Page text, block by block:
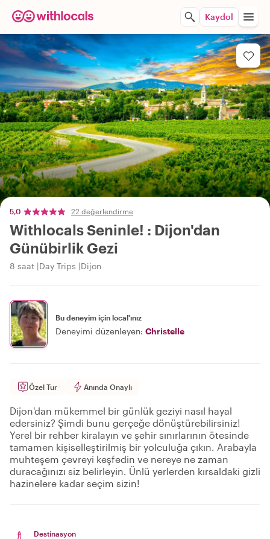
Kaydol
5,0 22 değerlendirme
Withlocals Seninle! : Dijon'dan
Günübirlik Gezi
8 saat Day Trips Dijon
Bu deneyim için local'ınız
Deneyimi düzenleyen: Christelle
Özel Tur Anında Onaylı
Dijon'dan mükemmel bir günlük geziyi nasıl hayal
edersiniz? Şimdi bunu gerçeğe dönüştürebilirsiniz!
Yerel bir rehber kiralayın ve şehir sınırlarının ötesinde
tamamen kişiselleştirilmiş bir yolculuğa çıkın. Arabayla
muhteşem çevreyi keşfedin ve nereye ne zaman
duracağınızı siz belirleyin. Ünlü yerlerden kırsaldaki gizli
hazinelere kadar seçim sizin!
Destinasyon